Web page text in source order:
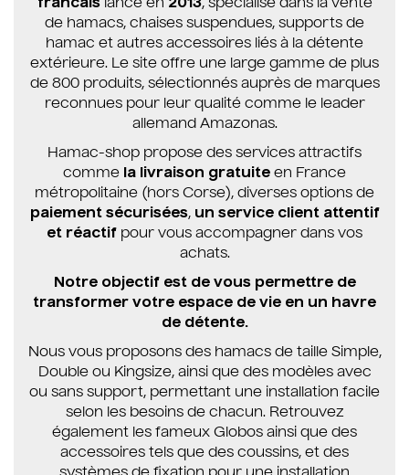
francaislancé en 2013, spécialisé dans la vente
de hamacs, chaises suspendues, supports de
hamac et autres accessoires liés à la détente
extérieure. Le site offre une large gamme de plus
de 800 produits, sélectionnés auprès de marques
reconnues pour leur qualité comme le leader
allemand Amazonas.
Hamac-shop propose des services attractifs
comme la livraison gratuite en France
métropolitaine (hors Corse), diverses options de
paiement sécurisées, un service client attentif
et réactif pour vous accompagner dans vos
achats.
Notre objectif est de vous permettre de
transformer votre espace de vie en un havre
de détente.
Nous vous proposons des hamacs de taille Simple,
Double ou Kingsize, ainsi que des modèles avec
ou sans support, permettant une installation facile
selon les besoins de chacun. Retrouvez
également les fameux Globos ainsi que des
accessoires tels que des coussins, et des